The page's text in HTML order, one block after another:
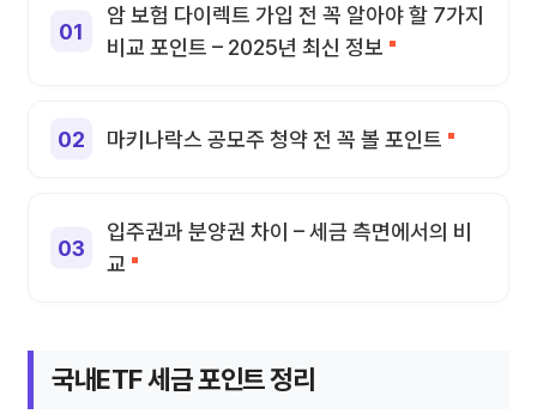
암 보험 다이렉트 가입 전 꼭 알아야 할 7가지
비교 포인트 – 2025년 최신 정보
마키나락스 공모주 청약 전 꼭 볼 포인트
입주권과 분양권 차이 – 세금 측면에서의 비
교
국내ETF 세금 포인트 정리